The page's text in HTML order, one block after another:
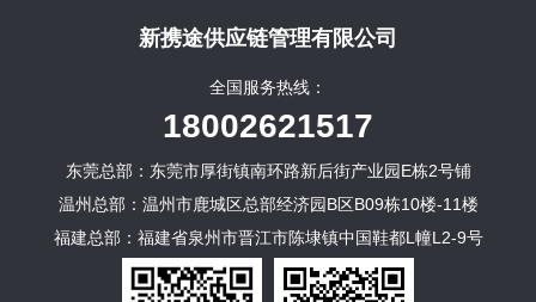
零部件工厂。 两个项目公开披露的拟投资额合计54.5亿卢比。它们
新携途供应链管理有限公司
全国服务热线：
18002621517
东莞总部：东莞市厚街镇南环路新后街产业园E栋2号铺
温州总部：温州市鹿城区总部经济园B区B09栋10楼-11楼
福建总部：福建省泉州市晋江市陈埭镇中国鞋都L幢L2-9号